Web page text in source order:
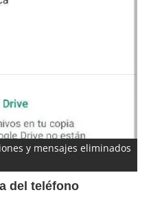
y mensajes eliminados
del teléfono